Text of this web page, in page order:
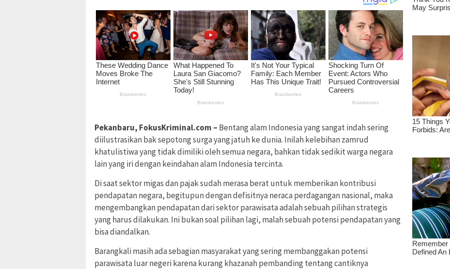
Pekanbaru, FokusKriminal.com – Bentang alam Indonesia yang sangat indah sering
diilustrasikan bak sepotong surga yang jatuh ke dunia. Inilah kelebihan zamrud
khatulistiwa yang tidak dimiliki oleh semua negara, bahkan tidak sedikit warga negara
lain yang iri dengan keindahan alam Indonesia tercinta.
Di saat sektor migas dan pajak sudah merasa berat untuk memberikan kontribusi
pendapatan negara, begitupun dengan defisitnya neraca perdagangan nasional, maka
mengembangkan pendapatan dari sektor parawisata adalah sebuah pilihan strategis
yang harus dilakukan. Ini bukan soal pilihan lagi, malah sebuah potensi pendapatan yang
bisa diandalkan.
Barangkali masih ada sebagian masyarakat yang sering membanggakan potensi
parawisata luar negeri karena kurang khazanah pembanding tentang cantiknya